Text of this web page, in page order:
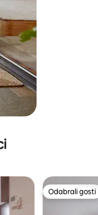
„Odabrali gosti”
Odabrali gosti
Odabrali gosti